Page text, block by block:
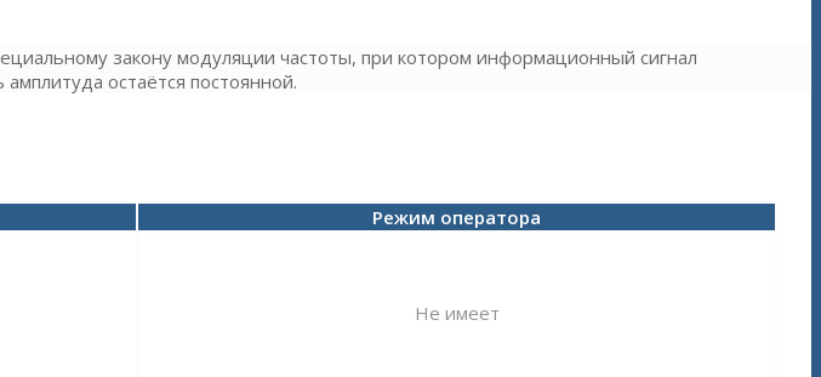
закону модуляции частоты, при котором информационный сигнал
остаётся постоянной.
Режим оператора
Не имеет